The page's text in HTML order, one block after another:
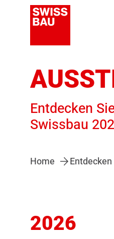
Entdecken
Swissbau
Home Entdecken
2026